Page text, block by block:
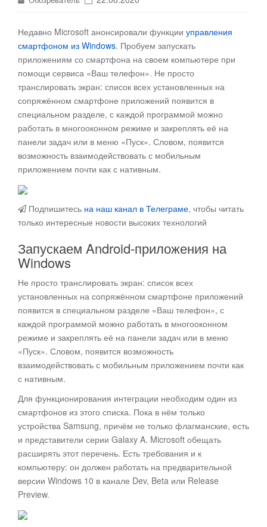
Недавно Microsoft анонсировали функции управления
смартфоном из Windows. Пробуем запускать
приложениям со смартфона на своем компьютере при
помощи сервиса «Ваш телефон». Не просто
транслировать экран: список всех установленных на
сопряжённом смартфоне приложений появится в
специальном разделе, с каждой программой можно
работать в многооконном режиме и закреплять её на
панели задач или в меню «Пуск». Словом, появится
возможность взаимодействовать с мобильным
приложением почти как с нативным.
Подпишитесь на наш канал в Телеграме, чтобы читать
только интересные новости высоких технологий
Запускаем Android-приложения на
Windows
Не просто транслировать экран: список всех
установленных на сопряжённом смартфоне приложений
появится в специальном разделе «Ваш телефон», с
каждой программой можно работать в многооконном
режиме и закреплять её на панели задач или в меню
«Пуск». Словом, появится возможность
взаимодействовать с мобильным приложением почти как
с нативным.
Для функционирования интеграции необходим один из
смартфонов из этого списка. Пока в нём только
устройства Samsung, причём не только флагманские, есть
и представители серии Galaxy A. Microsoft обещать
расширять этот перечень. Есть требования и к
компьютеру: он должен работать на предварительной
версии Windows 10 в канале Dev, Beta или Release
Preview.